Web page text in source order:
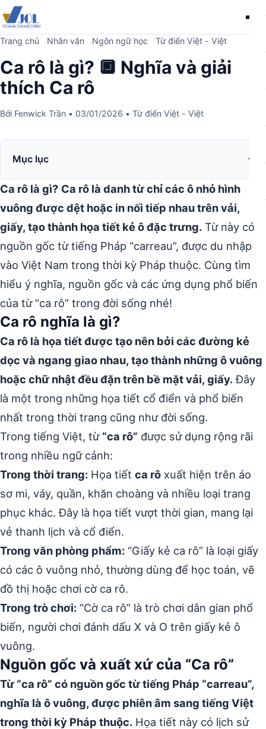
Trang chủ Nhân văn Ngôn ngữ học Từ điển Việt - Việt
Ca rô là gì? 🔲 Nghĩa và giải
thích Ca rô
Bởi Fenwick Trần • 03/01/2026 • Từ điển Việt - Việt
Mục lục
Ca rô là gì? Ca rô là danh từ chỉ các ô nhỏ hình
vuông được dệt hoặc in nối tiếp nhau trên vải,
giấy, tạo thành họa tiết kẻ ô đặc trưng. Từ này có
nguồn gốc từ tiếng Pháp “carreau”, được du nhập
vào Việt Nam trong thời kỳ Pháp thuộc. Cùng tìm
hiểu ý nghĩa, nguồn gốc và các ứng dụng phổ biến
của từ “ca rô” trong đời sống nhé!
Ca rô nghĩa là gì?
Ca rô là họa tiết được tạo nên bởi các đường kẻ
dọc và ngang giao nhau, tạo thành những ô vuông
hoặc chữ nhật đều đặn trên bề mặt vải, giấy.Đây
là một trong những họa tiết cổ điển và phổ biến
nhất trong thời trang cũng như đời sống.
Trong tiếng Việt, từ “ca rô” được sử dụng rộng rãi
trong nhiều ngữ cảnh:
Trong thời trang: Họa tiết ca rô xuất hiện trên áo
sơ mi, váy, quần, khăn choàng và nhiều loại trang
phục khác. Đây là họa tiết vượt thời gian, mang lại
vẻ thanh lịch và cổ điển.
Trong văn phòng phẩm: “Giấy kẻ ca rô” là loại giấy
có các ô vuông nhỏ, thường dùng để học toán, vẽ
đồ thị hoặc chơi cờ ca rô.
Trong trò chơi: “Cờ ca rô” là trò chơi dân gian phổ
biến, người chơi đánh dấu X và O trên giấy kẻ ô
vuông.
Nguồn gốc và xuất xứ của “Ca rô”
Từ “ca rô” có nguồn gốc từ tiếng Pháp “carreau”,
nghĩa là ô vuông, được phiên âm sang tiếng Việt
trong thời kỳ Pháp thuộc. Họa tiết này có lịch sử